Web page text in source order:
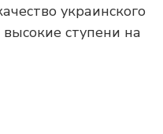
украинского
ступени на